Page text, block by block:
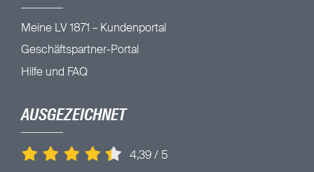
Meine LV 1871 – Kundenportal
Geschäftspartner-Portal
Hilfe und FAQ
AUSGEZEICHNET
4,39/ 5